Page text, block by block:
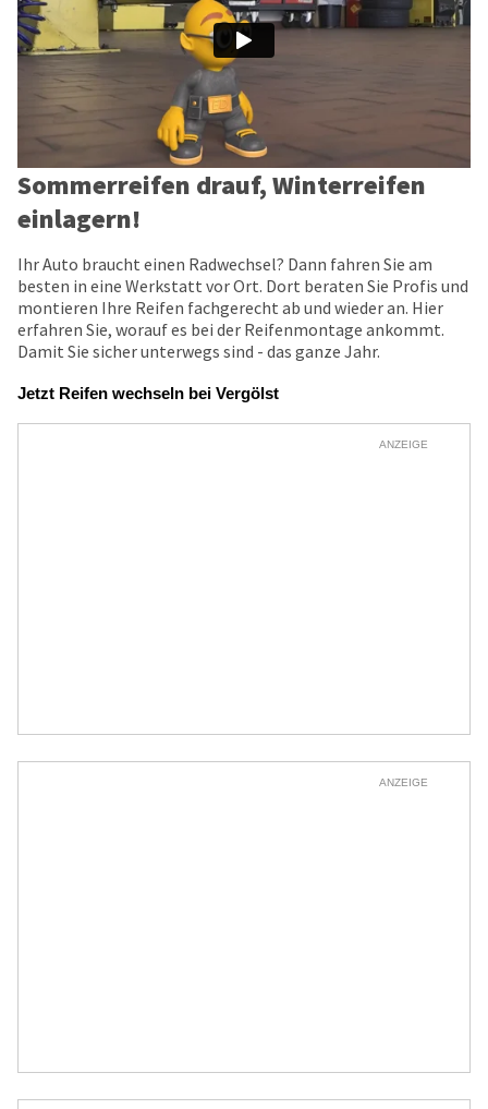
Sommerreifen drauf, Winterreifen
einlagern!
Ihr Auto braucht einen Radwechsel? Dann fahren Sie am
besten in eine Werkstatt vor Ort. Dort beraten Sie Profis und
montieren Ihre Reifen fachgerecht ab und wieder an. Hier
erfahren Sie, worauf es bei der Reifenmontage ankommt.
Damit Sie sicher unterwegs sind - das ganze Jahr.
Jetzt Reifen wechseln bei Vergölst
ANZEIGE
ANZEIGE